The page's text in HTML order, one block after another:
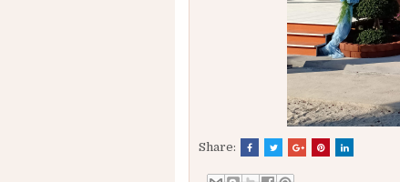
Share: